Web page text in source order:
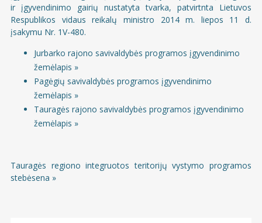
ir įgyvendinimo gairių nustatyta tvarka, patvirtnta Lietuvos
Respublikos vidaus reikalų ministro 2014 m. liepos 11 d.
įsakymu Nr. 1V-480.
Jurbarko rajono savivaldybės programos įgyvendinimo
žemėlapis »
Pagėgių savivaldybės programos įgyvendinimo
žemėlapis »
Tauragės rajono savivaldybės programos įgyvendinimo
žemėlapis »
Tauragės regiono integruotos teritorijų vystymo programos
stebėsena »